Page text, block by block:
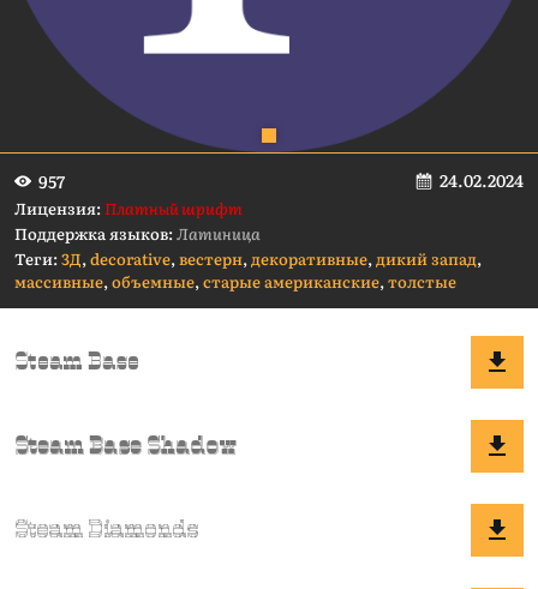
957 24.02.2024
Лицензия:Платный шрифт
Поддержка языков:Латиница
Теги:3Д,decorative,вестерн,декоративные,дикий запад,
массивные,объемные,старые американские,толстые